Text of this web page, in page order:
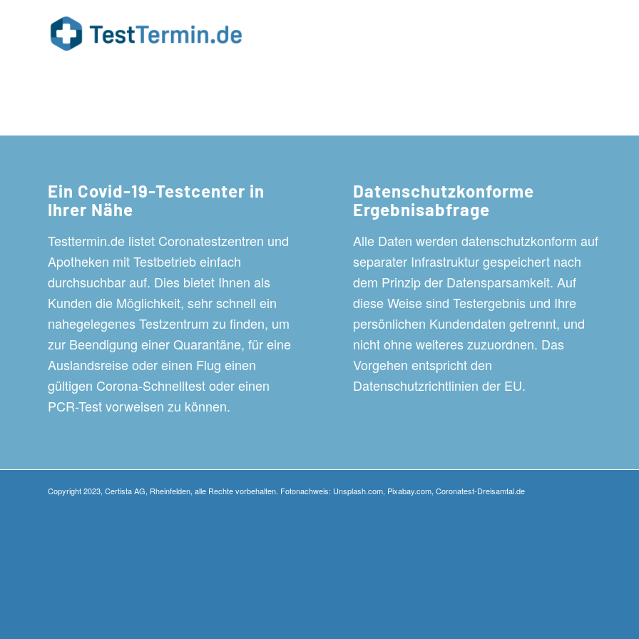
Ein Covid-19-Testcenter in
Ihrer Nähe
Testtermin.de listet Coronatestzentren und
Apotheken mit Testbetrieb einfach
durchsuchbar auf. Dies bietet Ihnen als
Kunden die Möglichkeit, sehr schnell ein
nahegelegenes Testzentrum zu finden, um
zur Beendigung einer Quarantäne, für eine
Auslandsreise oder einen Flug einen
gültigen Corona-Schnelltest oder einen
PCR-Test vorweisen zu können.
Datenschutzkonforme
Ergebnisabfrage
Alle Daten werden datenschutzkonform auf
separater Infrastruktur gespeichert nach
dem Prinzip der Datensparsamkeit. Auf
diese Weise sind Testergebnis und Ihre
persönlichen Kundendaten getrennt, und
nicht ohne weiteres zuzuordnen. Das
Vorgehen entspricht den
Datenschutzrichtlinien der EU.
Copyright 2023, Certista AG, Rheinfelden, alle Rechte vorbehalten. Fotonachweis: Unsplash.com, Pixabay.com, Coronatest-Dreisamtal.de